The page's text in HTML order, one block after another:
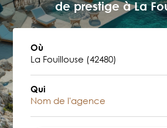
de prestige à La
Où
Qui